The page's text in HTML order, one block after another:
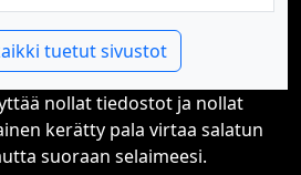
tuetut sivustot
nollat tiedostot ja nollat
kerätty pala virtaa salatun
suoraan selaimeesi.